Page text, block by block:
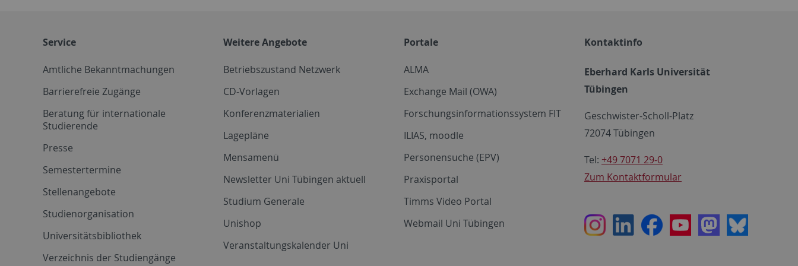
Service
Amtliche Bekanntmachungen
Barrierefreie Zugänge
Beratung für internationale
Studierende
Presse
Semestertermine
Stellenangebote
Studienorganisation
Universitätsbibliothek
Verzeichnis der Studiengänge
Weitere Angebote
Betriebszustand Netzwerk
CD-Vorlagen
Konferenzmaterialien
Lagepläne
Mensamenü
Newsletter Uni Tübingen aktuell
Studium Generale
Unishop
Veranstaltungskalender Uni
Portale
ALMA
Exchange Mail (OWA)
Forschungsinformationssystem FIT
ILIAS, moodle
Personensuche (EPV)
Praxisportal
Timms Video Portal
Webmail Uni Tübingen
Kontaktinfo
Eberhard Karls Universität
Tübingen
Geschwister-Scholl-Platz
72074 Tübingen
Tel: +49 7071 29-0
Zum Kontaktformular
InstagramLinkedInFacebookYoutubeMastodon
Bluesky